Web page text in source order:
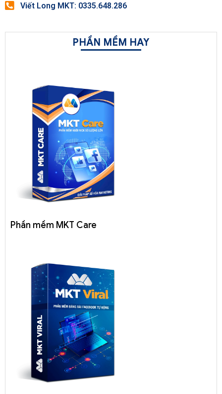
Viết Long MKT: 0335.648.286
PHẦN MỀM HAY
Phần mềm MKT Care